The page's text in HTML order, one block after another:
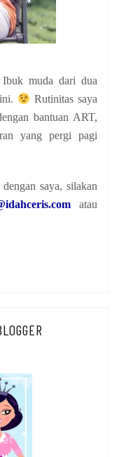
muda dari dua
Rutinitas saya
bantuan ART,
yang pergi pagi
saya, silakan
atau